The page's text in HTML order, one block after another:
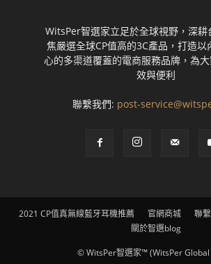
WitsPer智選家立足於全球視野，深耕
焦嚴選全球CP值高的3C產品，打造以
心的多渠道覆蓋的電商服務品牌，為
效與便利
聯繫我們: post-
2021 CP值真無線藍牙耳機推薦 官網商城 聯
關於智選blog
© WitsPer智選家™ (WitsPer Global